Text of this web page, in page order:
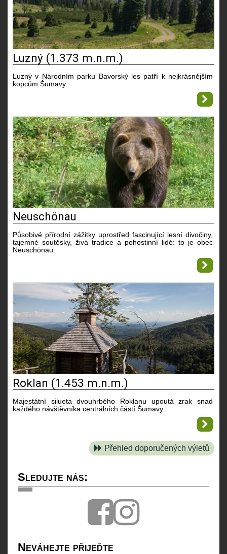
Luzný (1.373 m.n.m.)
Luzný v Národním parku Bavorský les patří k nejkrásnějším
kopcům Šumavy.
Neuschönau
Působivé přírodní zážitky uprostřed fascinující lesní divočiny,
tajemné soutěsky, živá tradice a pohostinní lidé: to je obec
Neuschönau.
Roklan (1.453 m.n.m.)
Majestátní silueta dvouhrbého Roklanu upoutá zrak snad
každého návštěvníka centrálních částí Šumavy.
Přehled doporučených výletů
Sledujte nás:
Neváhejte přijeďte